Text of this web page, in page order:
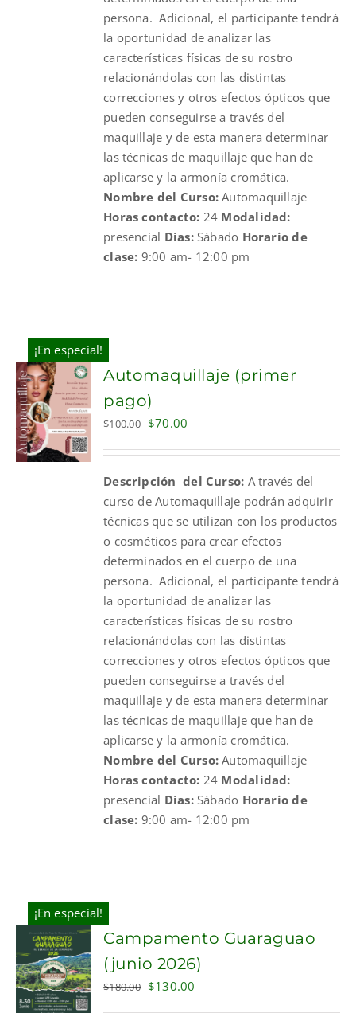
persona. Adicional, el participante tendrá
la oportunidad de analizar las
características físicas de su rostro
relacionándolas con las distintas
correcciones y otros efectos ópticos que
pueden conseguirse a través del
maquillaje y de esta manera determinar
las técnicas de maquillaje que han de
aplicarse y la armonía cromática.
Nombre del Curso:Automaquillaje
Horas contacto: 24 Modalidad:
presencial Días:Sábado Horario de
clase: 9:00 am- 12:00 pm
¡En especial!
CART
Automaquillaje (primer
pago)
$100.00 Original
$100.00.
$70.00
$70.00.
Descripción del Curso: A través del
curso de Automaquillaje podrán adquirir
técnicas que se utilizan con los productos
o cosméticos para crear efectos
determinados en el cuerpo de una
persona. Adicional, el participante tendrá
la oportunidad de analizar las
características físicas de su rostro
relacionándolas con las distintas
correcciones y otros efectos ópticos que
pueden conseguirse a través del
maquillaje y de esta manera determinar
las técnicas de maquillaje que han de
aplicarse y la armonía cromática.
Nombre del Curso:Automaquillaje
Horas contacto: 24 Modalidad:
presencial Días:Sábado Horario de
clase: 9:00 am- 12:00 pm
¡En especial!
ADD TO
CART
Campamento Guaraguao
(junio 2026)
$180.00 Original
$130.00